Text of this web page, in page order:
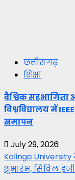
छत्तीसगढ़
शिक्षा
वैश्विक
विश्वविद्यालय में
समापन
July 29, 2026
Kalinga
शुभारंभ, सिविल